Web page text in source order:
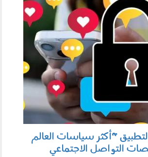
"أكثر سياسات العالم
التواصل الاجتماعي